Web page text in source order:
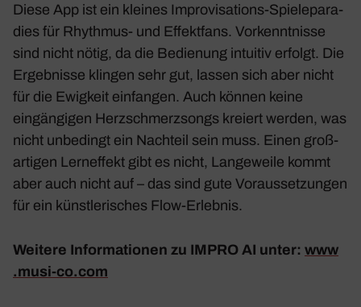
Diese App ist ein kleines Impro­vi­sa­tions-Spie­le­pa­ra­
dies für Rhythmus- und Effekt­fans. Vorkennt­nisse
sind nicht nötig, da die Bedie­nung intuitiv erfolgt. Die
Ergeb­nisse klingen sehr gut, lassen sich aber nicht
für die Ewig­keit einfangen. Auch können keine
eingän­gigen Herz­schmerz­songs kreiert werden, was
nicht unbe­dingt ein Nach­teil sein muss. Einen groß­
ar­tigen Lern­ef­fekt gibt es nicht, Lange­weile kommt
aber auch nicht auf – das sind gute Voraus­set­zungen
für ein künst­le­ri­sches Flow-Erlebnis.
Weitere Infor­ma­tionen zu IMPRO AI unter: www​
.musi​-co​.com